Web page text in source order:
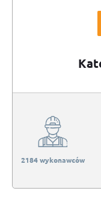
2184 wykonawców